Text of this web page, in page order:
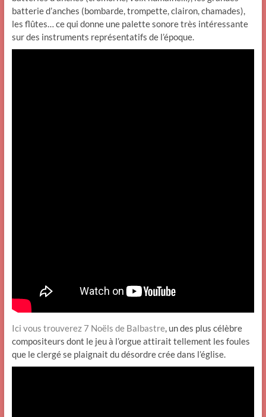
batterie d’anches (bombarde, trompette, clairon, chamades),
les flûtes… ce qui donne une palette sonore très intéressante
sur des instruments représentatifs de l’époque.
Ici vous trouverez 7 Noëls de Balbastre, un des plus célèbre
compositeurs dont le jeu à l’orgue attirait tellement les foules
que le clergé se plaignait du désordre crée dans l’église.